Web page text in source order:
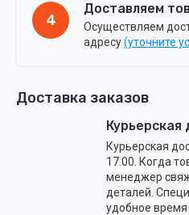
4
Доставляем
Осуществляем
адресу(уточните
Доставка заказов
Курьерская
Курьерская
17.00. Когда
менеджер
деталей.
удобное время